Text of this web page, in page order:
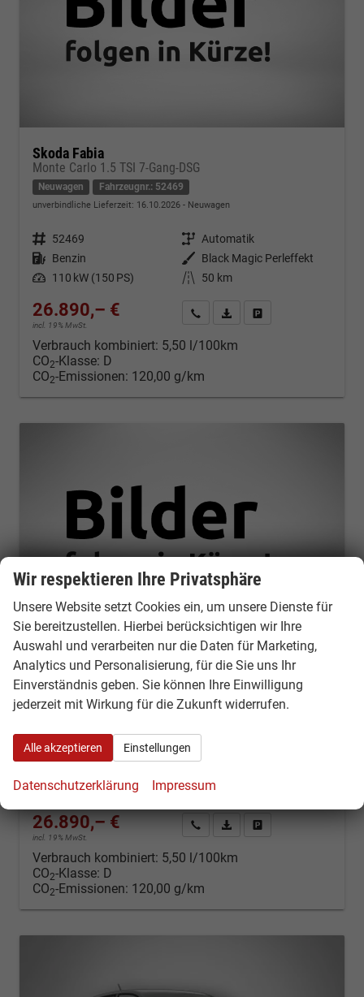
Skoda Fabia
Monte Carlo 1.5 TSI 7-Gang-DSG
Neuwagen Fahrzeugnr.: 52469
unverbindliche Lieferzeit: 16.10.2026 Neuwagen
Fahrzeugnr. 52469 Getriebe Automatik
Kraftstoff Benzin Außenfarbe
Black Magic Perleffekt
Leistung 110 kW (150 PS) Kilometerstand 50 km
26.890,– €
incl. 19% MwSt.
Kontakt & Angebot anfordern
PDF-Datei, Fahrzeugexposé
Verbrauch kombiniert: 5,50 l/100km
CO2-Klasse: D
CO2-Emissionen: 120,00 g/km
Skoda Fabia
Monte Carlo 1.5 TSI 7-Gang-DSG
Neuwagen Fahrzeugnr.: 52470
Fahrzeugnr. 52470
Leistung 110 kW (150 PS) Kilometerstand 50 km
26.890,– €
incl. 19% MwSt.
Kontakt & Angebot anfordern
PDF-Datei, Fahrzeugexposé
Verbrauch kombiniert: 5,50 l/100km
CO2-Klasse: D
CO2-Emissionen: 120,00 g/km
Wir respektieren Ihre Privatsphäre
Unsere Website setzt Cookies ein, um unsere Dienste für
Sie bereitzustellen. Hierbei berücksichtigen wir Ihre
Auswahl und verarbeiten nur die Daten für Marketing,
Analytics und Personalisierung, für die Sie uns Ihr
Einverständnis geben. Sie können Ihre Einwilligung
jederzeit mit Wirkung für die Zukunft widerrufen.
Alle akzeptieren Einstellungen
Datenschutzerklärung Impressum